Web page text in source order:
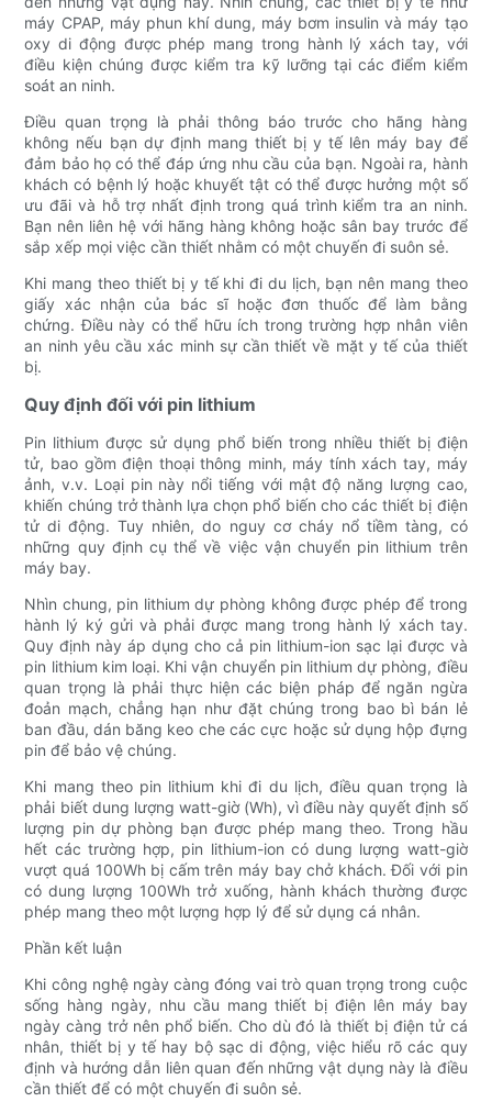
máy CPAP, máy phun khí dung, máy bơm insulin và máy tạo
oxy di động được phép mang trong hành lý xách tay, với
điều kiện chúng được kiểm tra kỹ lưỡng tại các điểm kiểm
soát an ninh.
Điều quan trọng là phải thông báo trước cho hãng hàng
không nếu bạn dự định mang thiết bị y tế lên máy bay để
đảm bảo họ có thể đáp ứng nhu cầu của bạn. Ngoài ra, hành
khách có bệnh lý hoặc khuyết tật có thể được hưởng một số
ưu đãi và hỗ trợ nhất định trong quá trình kiểm tra an ninh.
Bạn nên liên hệ với hãng hàng không hoặc sân bay trước để
sắp xếp mọi việc cần thiết nhằm có một chuyến đi suôn sẻ.
Khi mang theo thiết bị y tế khi đi du lịch, bạn nên mang theo
giấy xác nhận của bác sĩ hoặc đơn thuốc để làm bằng
chứng. Điều này có thể hữu ích trong trường hợp nhân viên
an ninh yêu cầu xác minh sự cần thiết về mặt y tế của thiết
bị.
Quy định đối với pin lithium
Pin lithium được sử dụng phổ biến trong nhiều thiết bị điện
tử, bao gồm điện thoại thông minh, máy tính xách tay, máy
ảnh, v.v. Loại pin này nổi tiếng với mật độ năng lượng cao,
khiến chúng trở thành lựa chọn phổ biến cho các thiết bị điện
tử di động. Tuy nhiên, do nguy cơ cháy nổ tiềm tàng, có
những quy định cụ thể về việc vận chuyển pin lithium trên
máy bay.
Nhìn chung, pin lithium dự phòng không được phép để trong
hành lý ký gửi và phải được mang trong hành lý xách tay.
Quy định này áp dụng cho cả pin lithium-ion sạc lại được và
pin lithium kim loại. Khi vận chuyển pin lithium dự phòng, điều
quan trọng là phải thực hiện các biện pháp để ngăn ngừa
đoản mạch, chẳng hạn như đặt chúng trong bao bì bán lẻ
ban đầu, dán băng keo che các cực hoặc sử dụng hộp đựng
pin để bảo vệ chúng.
Khi mang theo pin lithium khi đi du lịch, điều quan trọng là
phải biết dung lượng watt-giờ (Wh), vì điều này quyết định số
lượng pin dự phòng bạn được phép mang theo. Trong hầu
hết các trường hợp, pin lithium-ion có dung lượng watt-giờ
vượt quá 100Wh bị cấm trên máy bay chở khách. Đối với pin
có dung lượng 100Wh trở xuống, hành khách thường được
phép mang theo một lượng hợp lý để sử dụng cá nhân.
Phần kết luận
Khi công nghệ ngày càng đóng vai trò quan trọng trong cuộc
sống hàng ngày, nhu cầu mang thiết bị điện lên máy bay
ngày càng trở nên phổ biến. Cho dù đó là thiết bị điện tử cá
nhân, thiết bị y tế hay bộ sạc di động, việc hiểu rõ các quy
định và hướng dẫn liên quan đến những vật dụng này là điều
cần thiết để có một chuyến đi suôn sẻ.